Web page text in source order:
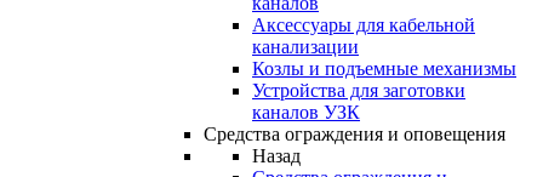
Аксессуары для кабельной
канализации
Козлы и подъемные механизмы
Устройства для заготовки
каналов УЗК
Средства ограждения и оповещения
Назад